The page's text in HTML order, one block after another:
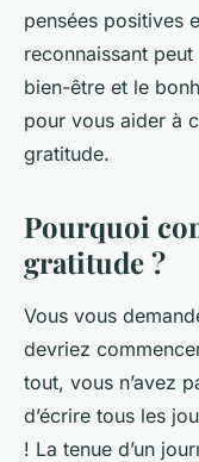
pensées positives
reconnaissant
bien-être et le
pour vous aider à
gratitude.
Pourquoi
gratitude ?
Vous vous
devriez
tout, vous n’avez
d’écrire tous les
! La tenue d’un